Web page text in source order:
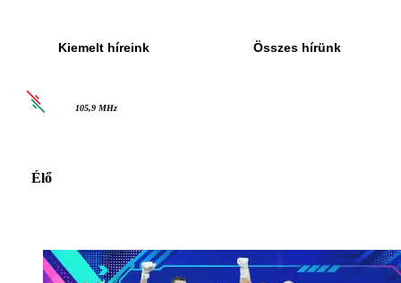
Kiemelt híreink Összes hírünk
105,9 MHz
Élő